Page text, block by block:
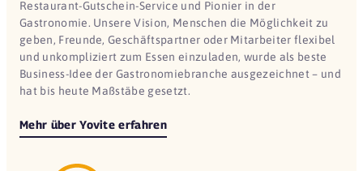
Restaurant-Gutschein-Service und Pionier in der
Gastronomie. Unsere Vision, Menschen die Möglichkeit zu
geben, Freunde, Geschäftspartner oder Mitarbeiter flexibel
und unkompliziert zum Essen einzuladen, wurde als beste
Business-Idee der Gastronomiebranche ausgezeichnet – und
hat bis heute Maßstäbe gesetzt.
Mehr über Yovite erfahren